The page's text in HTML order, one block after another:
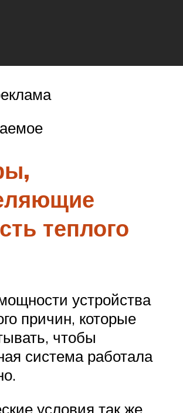
теплого
устройства
причин, которые
чтобы
система работала
условия так же